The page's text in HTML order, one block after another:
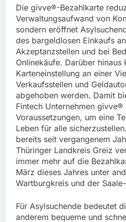
Die givve®-Bezahlkarte
Verwaltungsaufwand von
sondern eröffnet
des bargeldlosen Einkaufs
Akzeptanzstellen und bei
Onlinekäufe. Darüber hinaus
Karteneinstellung an einer
Verkaufsstellen und
abgehoben werden. Damit
Fintech Unternehmen
Voraussetzungen, um eine
Leben für alle
bereits seit vergangenem
Thüringer Landkreis Greiz
immer mehr auf die
März dieses Jahres unter
Wartburgkreis und der
Für Asylsuchende bedeutet
anderem bequeme und